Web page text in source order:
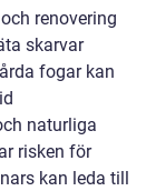
renovering
skarvar
fogar kan
naturliga
risken för
kan leda till